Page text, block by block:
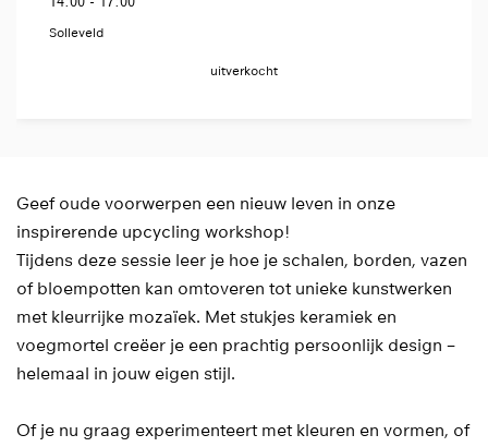
Solleveld
uitverkocht
Geef oude voorwerpen een nieuw leven in onze
inspirerende upcycling workshop!
Tijdens deze sessie leer je hoe je schalen, borden, vazen
of bloempotten kan omtoveren tot unieke kunstwerken
met kleurrijke mozaïek. Met stukjes keramiek en
voegmortel creëer je een prachtig persoonlijk design –
helemaal in jouw eigen stijl.
Of je nu graag experimenteert met kleuren en vormen, of